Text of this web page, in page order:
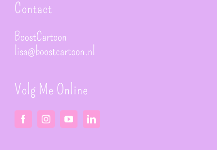
Contact
BoostCartoon
lisa@boostcartoon.nl
Volg Me Online